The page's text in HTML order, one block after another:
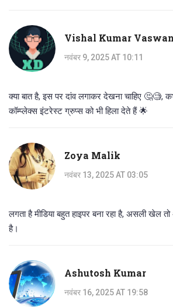
Vishal Kumar
नवंबर 9, 2025 AT 10:11
क्या बात है, इस पर दांव लगाकर देखना चाहिए 🤔🧐,
कॉम्प्लेक्स इंटरेस्ट ग्रुप्स को भी हिला देते हैं 🌟
Zoya Malik
नवंबर 13, 2025 AT 03:05
लगता है मीडिया बहुत हाइपर बना रहा है, असली खेल
है।
Ashutosh Kumar
नवंबर 16, 2025 AT 19:58